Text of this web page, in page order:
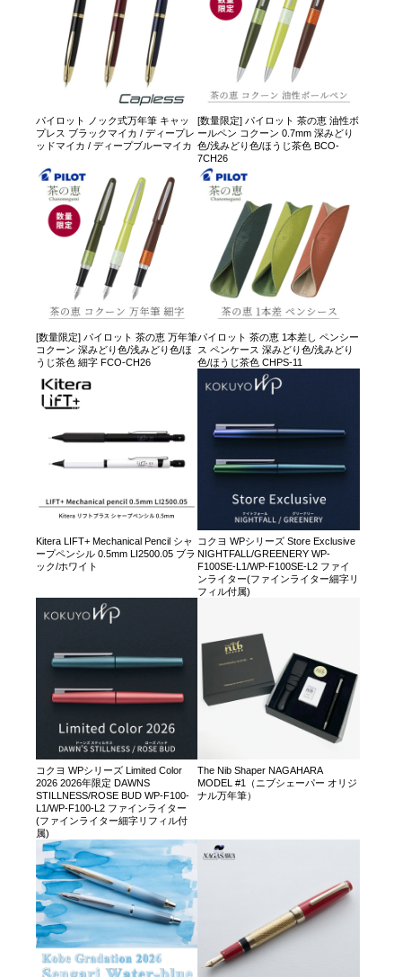
パイロット ノック式万年筆 キャッ
プレス ブラックマイカ / ディープレ
ッドマイカ / ディープブルーマイカ
[数量限定] パイロット 茶の恵 油性ボ
ールペン コクーン 0.7mm 深みどり
色/浅みどり色/ほうじ茶色 BCO-
7CH26
[数量限定] パイロット 茶の恵 万年筆
コクーン 深みどり色/浅みどり色/ほ
うじ茶色 細字 FCO-CH26
パイロット 茶の恵 1本差し ペンシー
ス ペンケース 深みどり色/浅みどり
色/ほうじ茶色 CHPS-11
Kitera LIFT+ Mechanical Pencil シャ
ープペンシル 0.5mm LI2500.05 ブラ
ック/ホワイト
コクヨ WPシリーズ Store Exclusive
NIGHTFALL/GREENERY WP-
F100SE-L1/WP-F100SE-L2 ファイ
ンライター(ファインライター細字リ
フィル付属)
コクヨ WPシリーズ Limited Color
2026 2026年限定 DAWNS
STILLNESS/ROSE BUD WP-F100-
L1/WP-F100-L2 ファインライター
(ファインライター細字リフィル付
属)
The Nib Shaper NAGAHARA
MODEL #1（ニブシェーパー オリジ
ナル万年筆）